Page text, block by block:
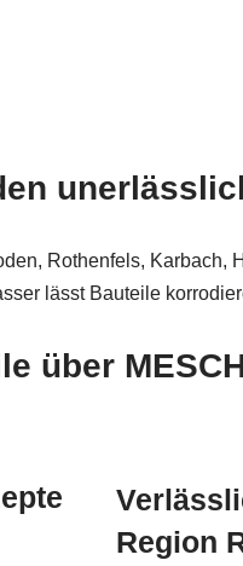
Rothenfels, Karbach,
lässt Bauteile
über
Region